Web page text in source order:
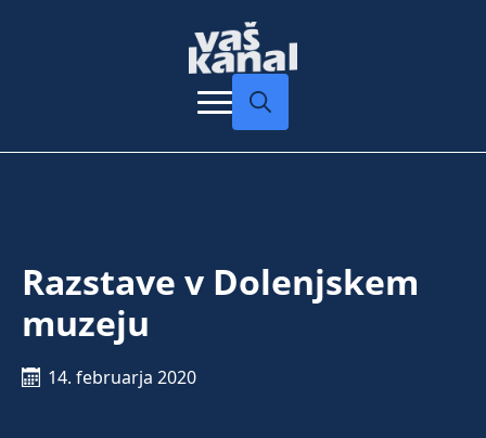
Razstave v Dolenjskem
muzeju
14. februarja 2020